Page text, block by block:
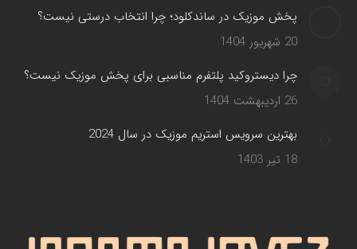
پخش موزیک در ساندکلود؛ چرا انتخاب درستی نیست؟
20 شهریور 1404
چرا دیستروکید پلتفرم مناسبی برای پخش موزیک نیست؟
26 اردیبهشت 1404
بهترین سرویس‌ استریم موزیک در سال 2024
18 تیر 1403